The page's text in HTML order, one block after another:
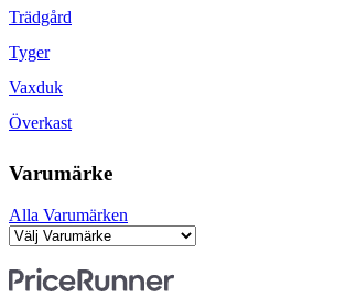
Trädgård
Tyger
Vaxduk
Överkast
Varumärke
Alla Varumärken